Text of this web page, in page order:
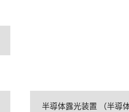
半導体露光装置 （半導